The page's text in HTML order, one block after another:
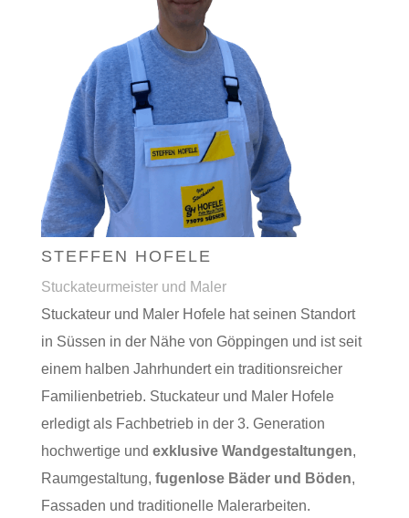
STEFFEN HOFELE
Stuckateurmeister und Maler
Stuckateur und Maler Hofele hat seinen Standort
in Süssen in der Nähe von Göppingen und ist seit
einem halben Jahrhundert ein traditionsreicher
Familienbetrieb. Stuckateur und Maler Hofele
erledigt als Fachbetrieb in der 3. Generation
hochwertige und exklusive Wandgestaltungen,
Raumgestaltung, fugenlose Bäder und Böden,
Fassaden und traditionelle Malerarbeiten.